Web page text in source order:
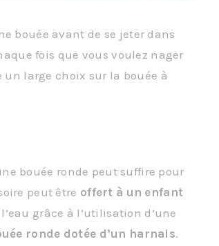
bouée avant de se jeter dans
fois que vous voulez nager
large choix sur la bouée à
bouée ronde peut suffire pour
peut être offert à un enfant
grâce à l’utilisation d’une
ronde dotée d’un harnais.